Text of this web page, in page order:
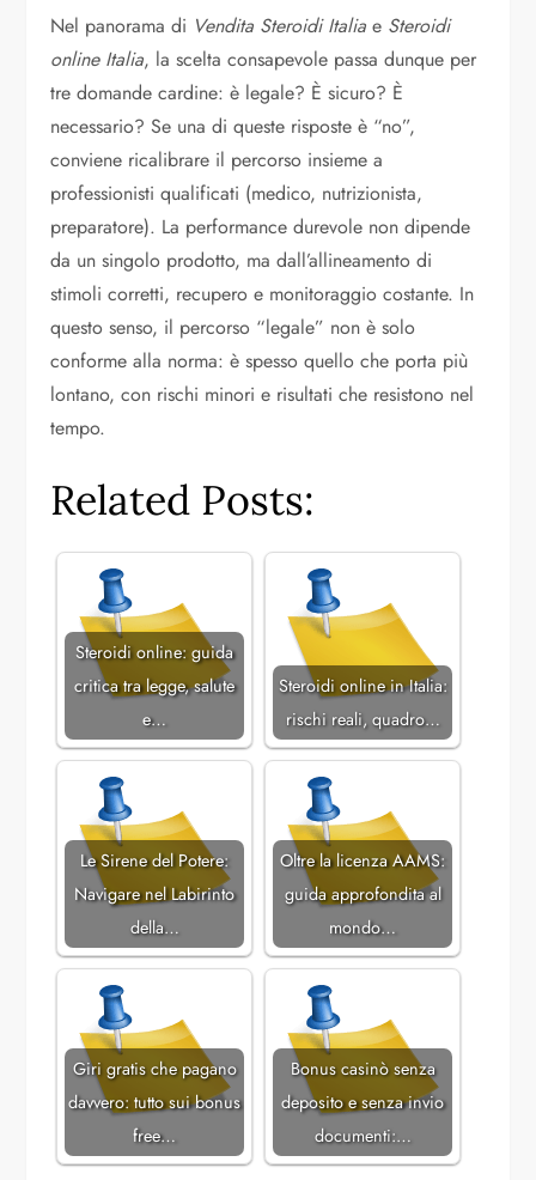
Nel panorama di Vendita Steroidi Italia e Steroidi
online Italia, la scelta consapevole passa dunque per
tre domande cardine: è legale? È sicuro? È
necessario? Se una di queste risposte è “no”,
conviene ricalibrare il percorso insieme a
professionisti qualificati (medico, nutrizionista,
preparatore). La performance durevole non dipende
da un singolo prodotto, ma dall’allineamento di
stimoli corretti, recupero e monitoraggio costante. In
questo senso, il percorso “legale” non è solo
conforme alla norma: è spesso quello che porta più
lontano, con rischi minori e risultati che resistono nel
tempo.
Related Posts:
Steroidi online: guida
critica tra legge, salute
e…
Steroidi online in Italia:
rischi reali, quadro…
Le Sirene del Potere:
Navigare nel Labirinto
della…
Oltre la licenza AAMS:
guida approfondita al
mondo…
Giri gratis che pagano
davvero: tutto sui bonus
free…
Bonus casinò senza
deposito e senza invio
documenti:…